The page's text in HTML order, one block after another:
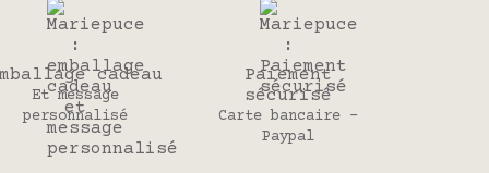
cadeau
Et message
personnalisé
Paiement
sécurisé
Carte bancaire -
Paypal